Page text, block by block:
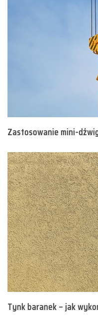
Zastosowanie mini-
Tynk baranek – jak